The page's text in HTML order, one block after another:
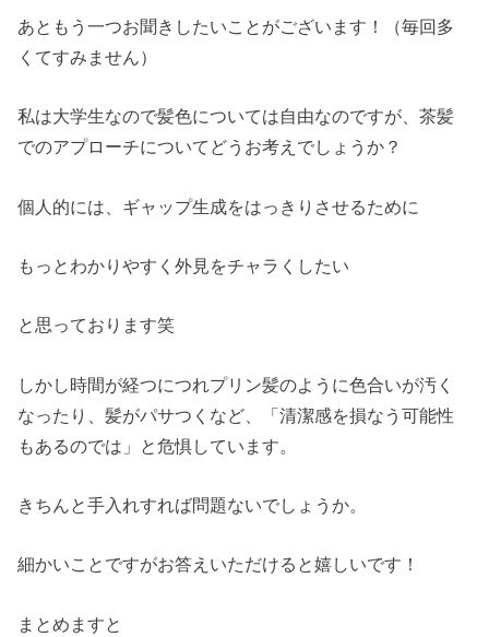
あともう一つお聞きしたいことがございます！（毎回多
くてすみません）
私は大学生なので髪色については自由なのですが、茶髪
でのアプローチについてどうお考えでしょうか？
個人的には、ギャップ生成をはっきりさせるために
もっとわかりやすく外見をチャラくしたい
と思っております笑
しかし時間が経つにつれプリン髪のように色合いが汚く
なったり、髪がパサつくなど、「清潔感を損なう可能性
もあるのでは」と危惧しています。
きちんと手入れすれば問題ないでしょうか。
細かいことですがお答えいただけると嬉しいです！
まとめますと